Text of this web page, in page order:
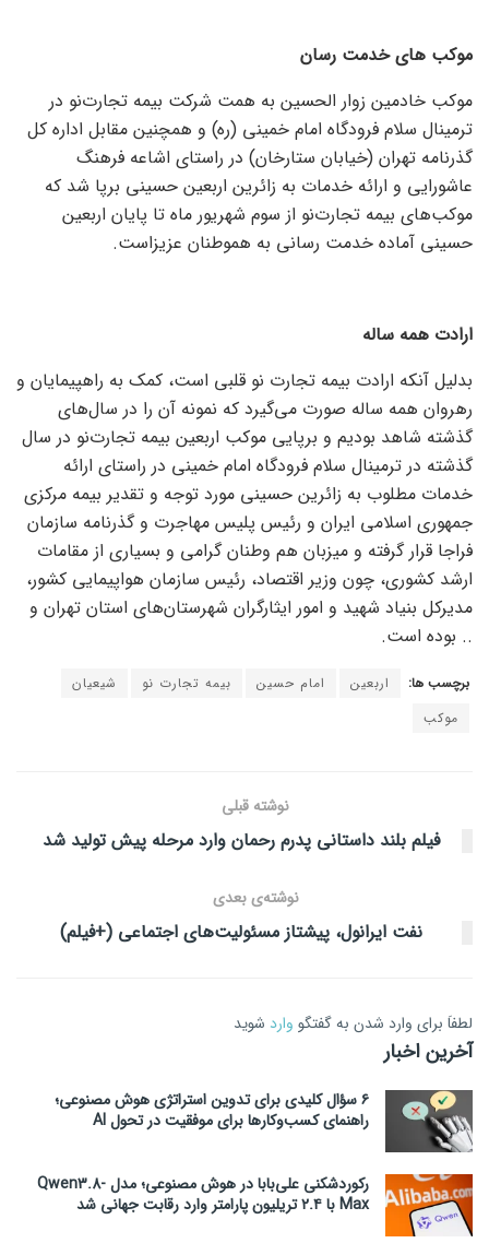
موکب های خدمت رسان
موکب خادمین زوار الحسین به همت شرکت بیمه تجارت‌نو در
ترمینال سلام فرودگاه امام خمینی (ره) و همچنین مقابل اداره کل
گذرنامه تهران (خیابان ستارخان) در راستای اشاعه فرهنگ
عاشورایی و ارائه خدمات به زائرین اربعین حسینی برپا شد که
موکب‌های بیمه تجارت‌نو از سوم شهریور ماه تا پایان اربعین
حسینی آماده خدمت رسانی به هموطنان عزیزاست.
ارادت همه ساله
بدلیل آنکه ارادت بیمه تجارت نو قلبی است، کمک به راهپیمایان و
رهروان همه ساله صورت می‌گیرد که نمونه آن را در سال‌های
گذشته شاهد بودیم و برپایی موکب اربعین بیمه تجارت‌نو در سال
گذشته در ترمینال سلام فرودگاه امام خمینی در راستای ارائه
خدمات مطلوب به زائرین حسینی مورد توجه و تقدیر بیمه مرکزی
جمهوری اسلامی ایران و رئیس پلیس مهاجرت و گذرنامه سازمان
فراجا قرار گرفته و میزبان هم وطنان گرامی و بسیاری از مقامات
ارشد کشوری، چون وزیر اقتصاد، رئیس سازمان هواپیمایی کشور،
مدیرکل بنیاد شهید و امور ایثارگران شهرستان‌های استان تهران و
.. بوده است.
برچسب ها: اربعین امام حسین بیمه تجارت نو
شیعیان
موکب
نوشته قبلی
فیلم بلند داستانی پدرم رحمان وارد مرحله پیش تولید شد
نوشته‌ی بعدی
نفت ایرانول، پیشتاز مسئولیت‌های اجتماعی (+فیلم)
لطفاَ برای وارد شدن به گفتگو وارد شوید
آخرین اخبار
۶ سؤال کلیدی برای تدوین استراتژی هوش مصنوعی؛
راهنمای کسب‌وکارها برای موفقیت در تحول AI
رکوردشکنی علی‌بابا در هوش مصنوعی؛ مدل Qwen3.8-
Max با ۲.۴ تریلیون پارامتر وارد رقابت جهانی شد